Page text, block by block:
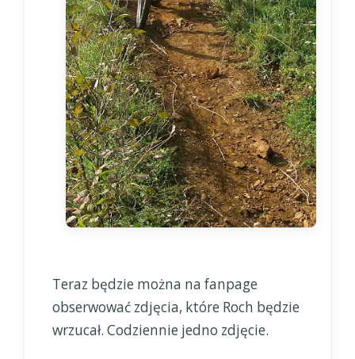
Teraz będzie można na fanpage
obserwować zdjęcia, które Roch będzie
wrzucał. Codziennie jedno zdjęcie.